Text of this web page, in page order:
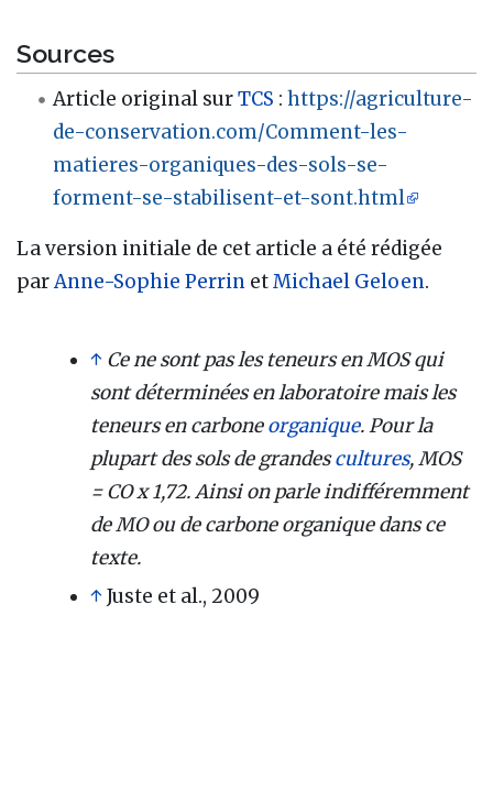
Sources
Article original surTCS :https://agriculture-
de-conservation.com/Comment-les-
matieres-organiques-des-sols-se-
forment-se-stabilisent-et-sont.html
La version initiale de cet article a été rédigée
parAnne-Sophie Perrin etMichael Geloen.
↑ Ce ne sont pas les teneurs en MOS qui
sont déterminées en laboratoire mais les
teneurs en carboneorganique. Pour la
plupart des sols de grandescultures, MOS
= CO x 1,72. Ainsi on parle indifféremment
de MO ou de carbone organique dans ce
texte.
↑Juste et al., 2009